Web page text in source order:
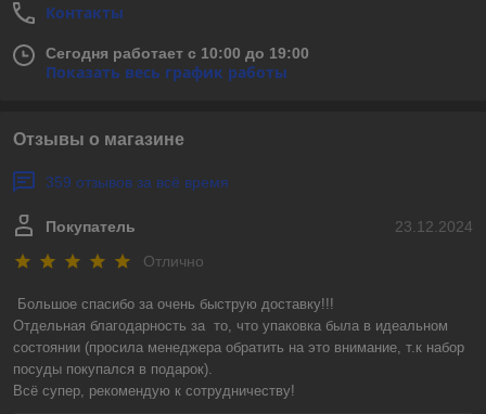
Контакты
Сегодня работает с 10:00 до 19:00
Показать весь график работы
Отзывы о магазине
359 отзывов за всё время
23.12.2024
Покупатель
Отлично
Большое спасибо за очень быструю доставку!!!
Отдельная благодарность за  то, что упаковка была в идеальном
состоянии (просила менеджера обратить на это внимание, т.к набор
посуды покупался в подарок).
Всё супер, рекомендую к сотрудничеству!